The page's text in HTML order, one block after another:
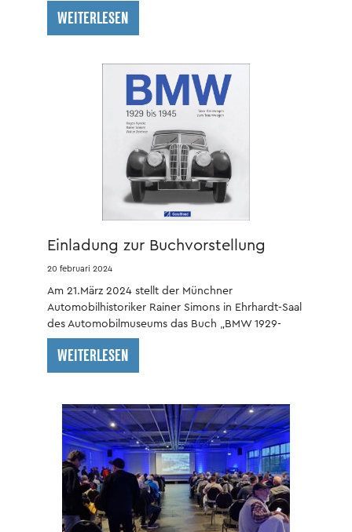
WEITERLESEN
Einladung zur Buchvorstellung
20 februari 2024
Am 21.März 2024 stellt der Münchner
Automobilhistoriker Rainer Simons in Ehrhardt-Saal
des Automobilmuseums das Buch „BMW 1929-
1945“ vor.
WEITERLESEN